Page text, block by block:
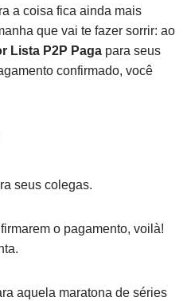
a coisa fica ainda mais
que vai te fazer sorrir: ao
Lista P2P Paga para seus
confirmado, você
seus colegas.
o pagamento, voilà!
aquela maratona de séries